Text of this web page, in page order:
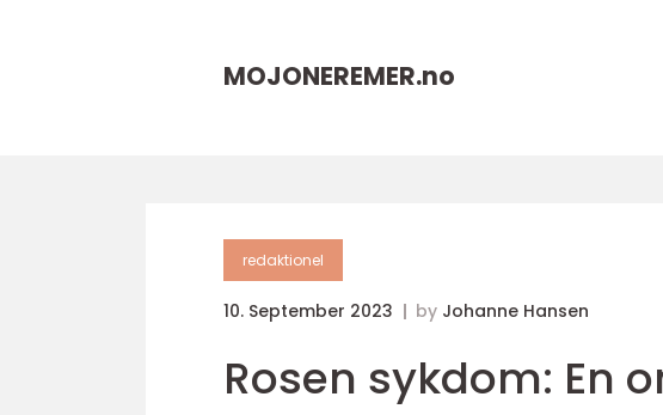
MOJONEREMER.no
redaktionel
10. September 2023 by Johanne Hansen
Rosen sykdom: En